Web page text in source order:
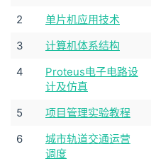
2 单片机应用技术
3
计算机体系结构
4
Proteus电子电路设
计及仿真
5 项目管理实验教程
6
城市轨道交通运营
调度